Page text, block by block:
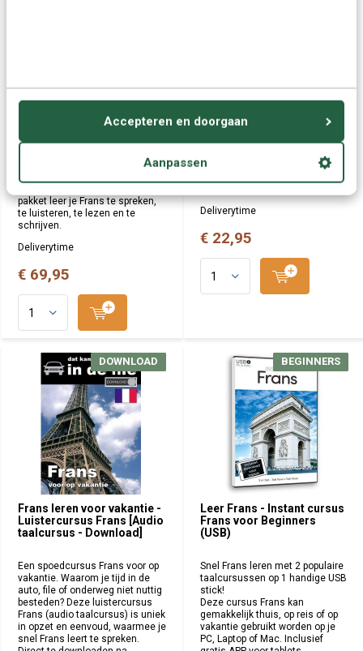
Accepteren en doorgaan
Aanpassen
5 Cursussen Frans op 1 DVD-
Rom!
complete taalcursus om goed
de Franse taal te leren in een
pakket leer je Frans te spreken,
te luisteren, te lezen en te
schrijven.
Deliverytime
€ 69,95
Cursus Frans voor kinderen die
op een leuke manier de Franse
bedoeld voor kinderen, kleuters
Deliverytime
€ 22,95
Frans leren voor vakantie -
Luistercursus Frans [Audio
taalcursus - Download]
Een spoedcursus Frans voor op
vakantie. Waarom je tijd in de
auto, file of onderweg niet nuttig
besteden? Deze luistercursus
Frans (audio taalcursus) is uniek
in opzet en eenvoud, waarmee je
snel Frans leert te spreken.
DOWNLOAD
DOWNLOAD
Leer Frans - Instant cursus
Frans voor Beginners
(USB)
Snel Frans leren met 2 populaire
taalcursussen op 1 handige USB
stick!
Deze cursus Frans kan
gemakkelijk thuis, op reis of op
vakantie gebruikt worden op je
PC, Laptop of Mac. Inclusief
BEGINNERS
BEGINNERS